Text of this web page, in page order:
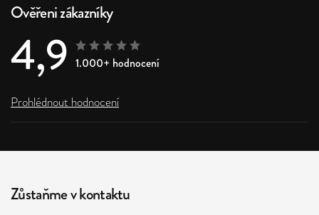
Ověřeni zákazníky
4,9 1.000+ hodnocení
Prohlédnout hodnocení
Zůstaňme v kontaktu